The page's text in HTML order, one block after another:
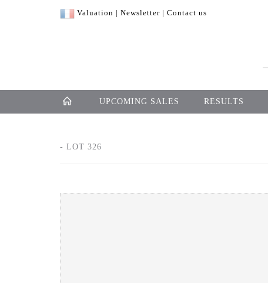
Valuation | Newsletter | Contact us
UPCOMING SALES RESULTS
- LOT 326